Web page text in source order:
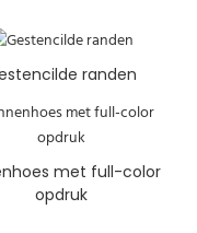
randen
met full-color
opdruk